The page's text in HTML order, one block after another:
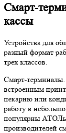
Смарт-
кассы
Устройства для
разный формат
трех классов.
Смарт-
встроенным
пекарню или
работу в
популярны АТОЛы
производителей